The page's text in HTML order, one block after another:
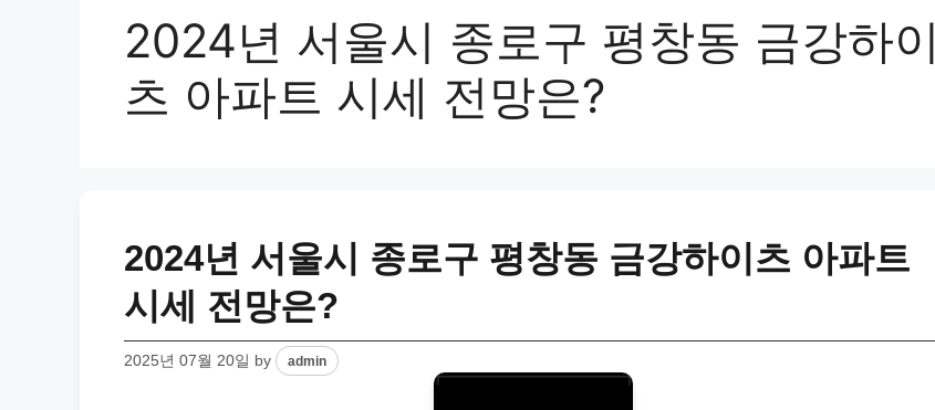
2024년 서울시 종로구 평창동 금강하이
츠 아파트 시세 전망은?
2024년 서울시 종로구 평창동 금강하이츠 아파트
시세 전망은?
2025년 07월 20일 by admin